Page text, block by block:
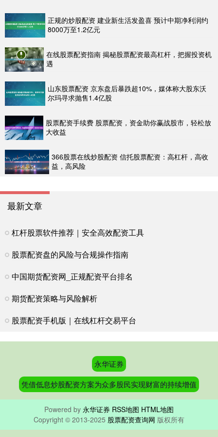
正规的炒股配资 建业新生活发盈喜 预计中期净利润约
8000万至1.2亿元
在线股票配资指南 揭秘股票配资最高杠杆，把握投资机
遇
山东股票配资 京东盘后暴跌超10%，媒体称大股东沃
尔玛寻求抛售1.4亿股
股票配资手续费 股票配资，资金助你赢战股市，轻松放
大收益
366股票在线炒股配资 信托股票配资：高杠杆，高收
益，高风险
最新文章
杠杆股票软件推荐｜安全高效配资工具
股票配资盘的风险与合规操作指南
中国期货配资网_正规配资平台排名
期货配资策略与风险解析
股票配资手机版｜在线杠杆交易平台
永华证券
凭借低息炒股配资方案为众多股民实现财富的持续增值
Powered by 永华证券 RSS地图 HTML地图
Copyright © 2013-2025 股票配资查询网 版权所有